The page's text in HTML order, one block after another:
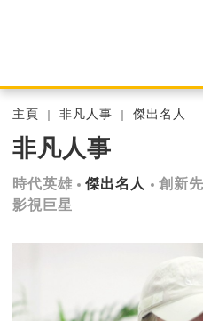
主頁 非凡人事 傑出名人
非凡人事
時代英雄 傑出名人 創新
影視巨星